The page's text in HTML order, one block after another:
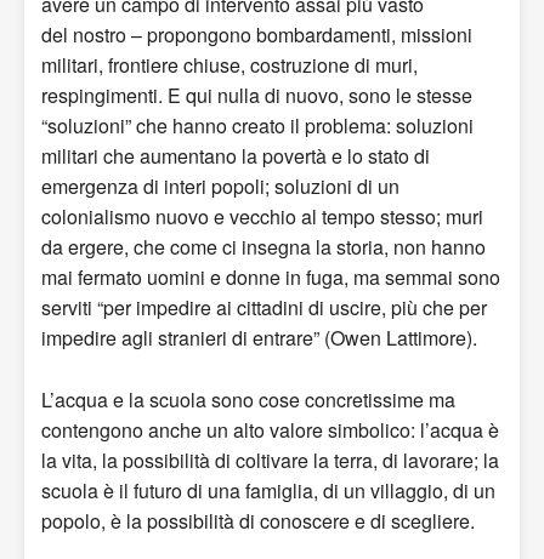
del nostro – propongono bombardamenti, missioni
militari, frontiere chiuse, costruzione di muri,
respingimenti. E qui nulla di nuovo, sono le stesse
“soluzioni” che hanno creato il problema: soluzioni
militari che aumentano la povertà e lo stato di
emergenza di interi popoli; soluzioni di un
colonialismo nuovo e vecchio al tempo stesso; muri
da ergere, che come ci insegna la storia, non hanno
mai fermato uomini e donne in fuga, ma semmai sono
serviti “per impedire ai cittadini di uscire, più che per
impedire agli stranieri di entrare” (Owen Lattimore).
L’acqua e la scuola sono cose concretissime ma
contengono anche un alto valore simbolico: l’acqua è
la vita, la possibilità di coltivare la terra, di lavorare; la
scuola è il futuro di una famiglia, di un villaggio, di un
popolo, è la possibilità di conoscere e di scegliere.